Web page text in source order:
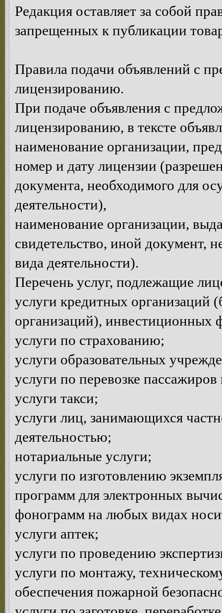
Редакция оставляет за собой
запрещенных к публикации
Правила подачи объявлений с
лицензированию.
При подаче объявления с
лицензированию, в тексте
наименование организации,
номер и дату лицензии
документа, необходимого для
деятельности),
наименование организации,
свидетельство, иной документ,
вида деятельности).
Перечень услуг, подлежащие
услуги кредитных организаций
организаций), инвестиционных
услуги по страхованию;
услуги образовательных
услуги по перевозке
услуги такси;
услуги лиц, занимающихся
деятельностью;
нотариальные услуги;
услуги по изготовлению
программ для электронных
фонограмм на любых видах
услуги аптек;
услуги по проведению
услуги по монтажу,
обеспечения пожарной